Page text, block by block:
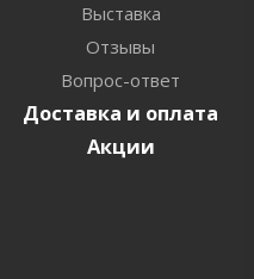
Выставка
Отзывы
Вопрос-ответ
Доставка и оплата
Акции